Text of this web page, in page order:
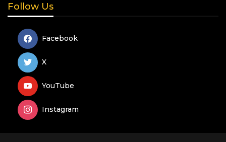
Follow Us
Facebook
X
YouTube
Instagram